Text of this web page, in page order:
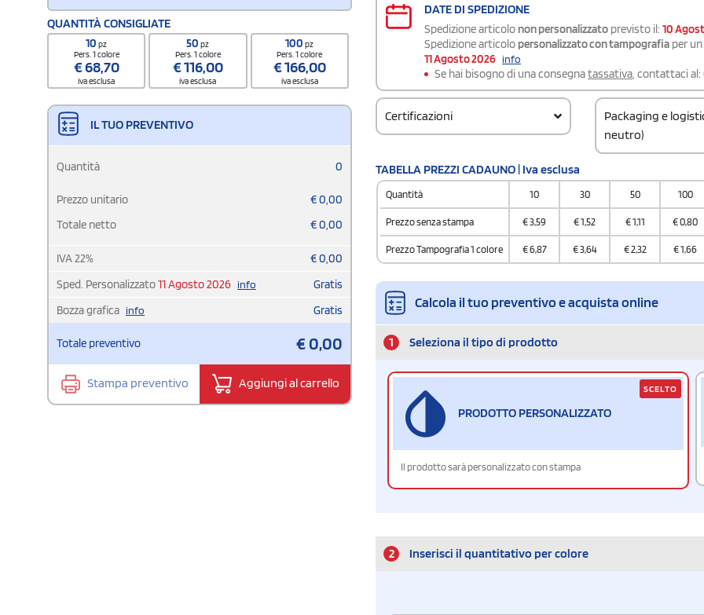
QUANTITÀ CONSIGLIATE
10pz
Pers. 1 colore
€68,70
iva esclusa
50pz
Pers. 1 colore
€116,00
iva esclusa
100pz
Pers. 1 colore
€166,00
iva esclusa
IL TUO PREVENTIVO
Quantità 0
Prezzo unitario €0,00
Totale netto
€0,00
IVA22% €0,00
Sped. Personalizzato11 Agosto 2026 info
Gratis
Bozza grafica info Gratis
Totale preventivo €0,00
Stampa preventivo Aggiungi al carrello
DATE DI SPEDIZIONE
Spedizione articolo non personalizzato previsto il: 10
Spedizione articolo personalizzato con tampografia per
11 Agosto 2026 info
Se hai bisogno di una consegnatassativa , contattaci al:
Certificazioni
Packaging e
neutro)
Quantità per
100 / Inner carton
Quantità per scatola
600
TABELLA PREZZI CADAUNO | Iva esclusa
Quantità 10 30 50 100
Prezzo senza stampa €3,59 €1,52 €1,11 €0,80
Prezzo Tampografia 1 colore €6,87 €3,64 €2,32 €1,66
Calcola il tuo preventivo e acquista online
1 Seleziona il tipo di prodotto
PRODOTTO PERSONALIZZATO
Il prodotto sarà personalizzato con stampa
SCELTO
2 Inserisci il quantitativo per colore